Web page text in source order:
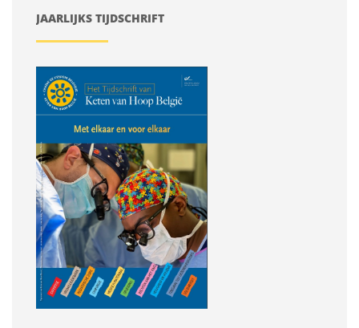
JAARLIJKS TIJDSCHRIFT